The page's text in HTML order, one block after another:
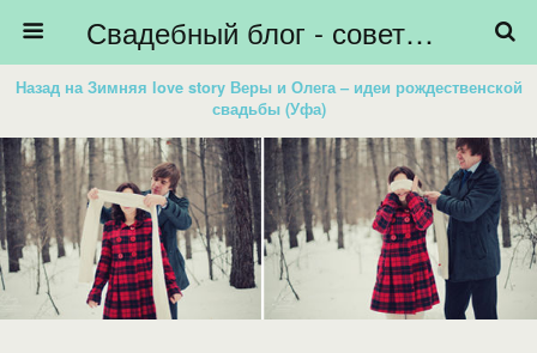
Свадебный блог - советы невестам, подготовка к свадьбе - HiBride
Назад на Зимняя love story Веры и Олега – идеи рождественской
свадьбы (Уфа)